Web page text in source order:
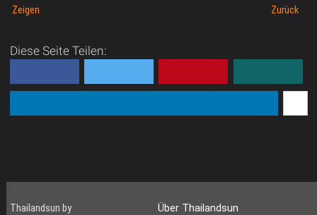
Zeigen Zurück
Diese Seite Teilen:
Thailandsun by
Über Thailandsun